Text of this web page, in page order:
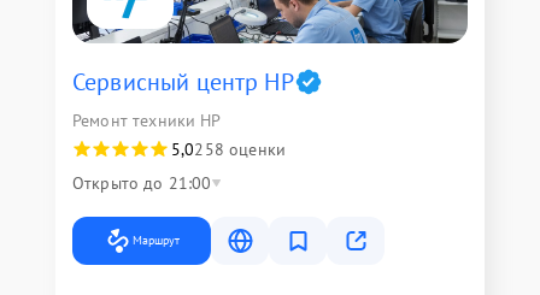
Сервисный центр HP
Ремонт техники HP
5,0258 оценки
Открыто до 21:00
Маршрут